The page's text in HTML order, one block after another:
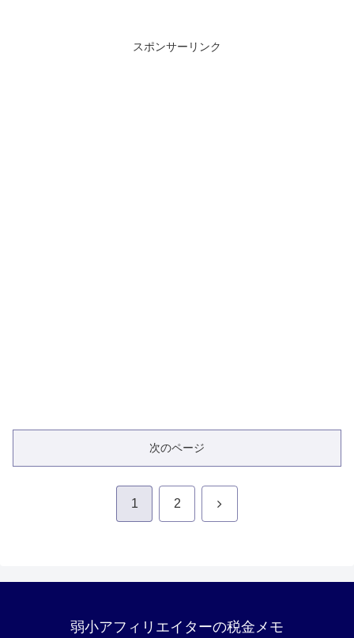
スポンサーリンク
次のページ
1 2 次
弱小アフィリエイターの税金メモ